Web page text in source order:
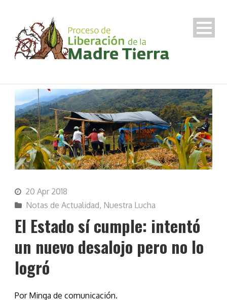
20 Apr 2018
Notas de Actualidad, Nuestra Lucha
El Estado sí cumple: intentó
un nuevo desalojo pero no lo
logró
Por Minga de comunicación.